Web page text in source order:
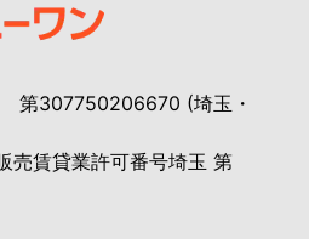
第307750206670 (埼玉・
売賃貸業許可番号埼玉 第